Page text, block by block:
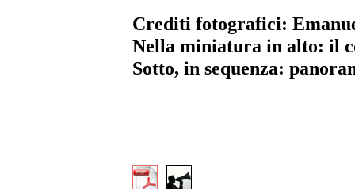
Crediti fotografici:
Nella miniatura in alto: il
Sotto, in sequenza: